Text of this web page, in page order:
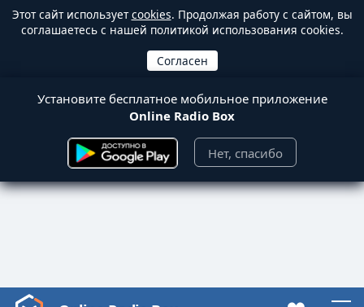
Этот сайт используетcookies. Продолжая работу с сайтом, вы
соглашаетесь с нашей политикой использования cookies.
Установите бесплатное мобильное приложение
Online Radio Box
Нет, спасибо